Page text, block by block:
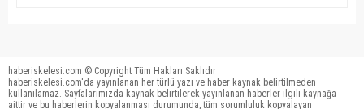
haberiskelesi.com © Copyright Tüm Hakları Saklıdır
haberiskelesi.com'da yayınlanan her türlü yazı ve haber kaynak belirtilmeden
kullanılamaz. Sayfalarımızda kaynak belirtilerek yayınlanan haberler ilgili kaynağa
aittir ve bu haberlerin kopyalanması durumunda, tüm sorumluluk kopyalayan